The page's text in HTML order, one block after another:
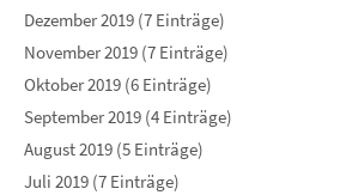
Dezember 2019 (7 Einträge)
November 2019 (7 Einträge)
Oktober 2019 (6 Einträge)
September 2019 (4 Einträge)
August 2019 (5 Einträge)
Juli 2019 (7 Einträge)